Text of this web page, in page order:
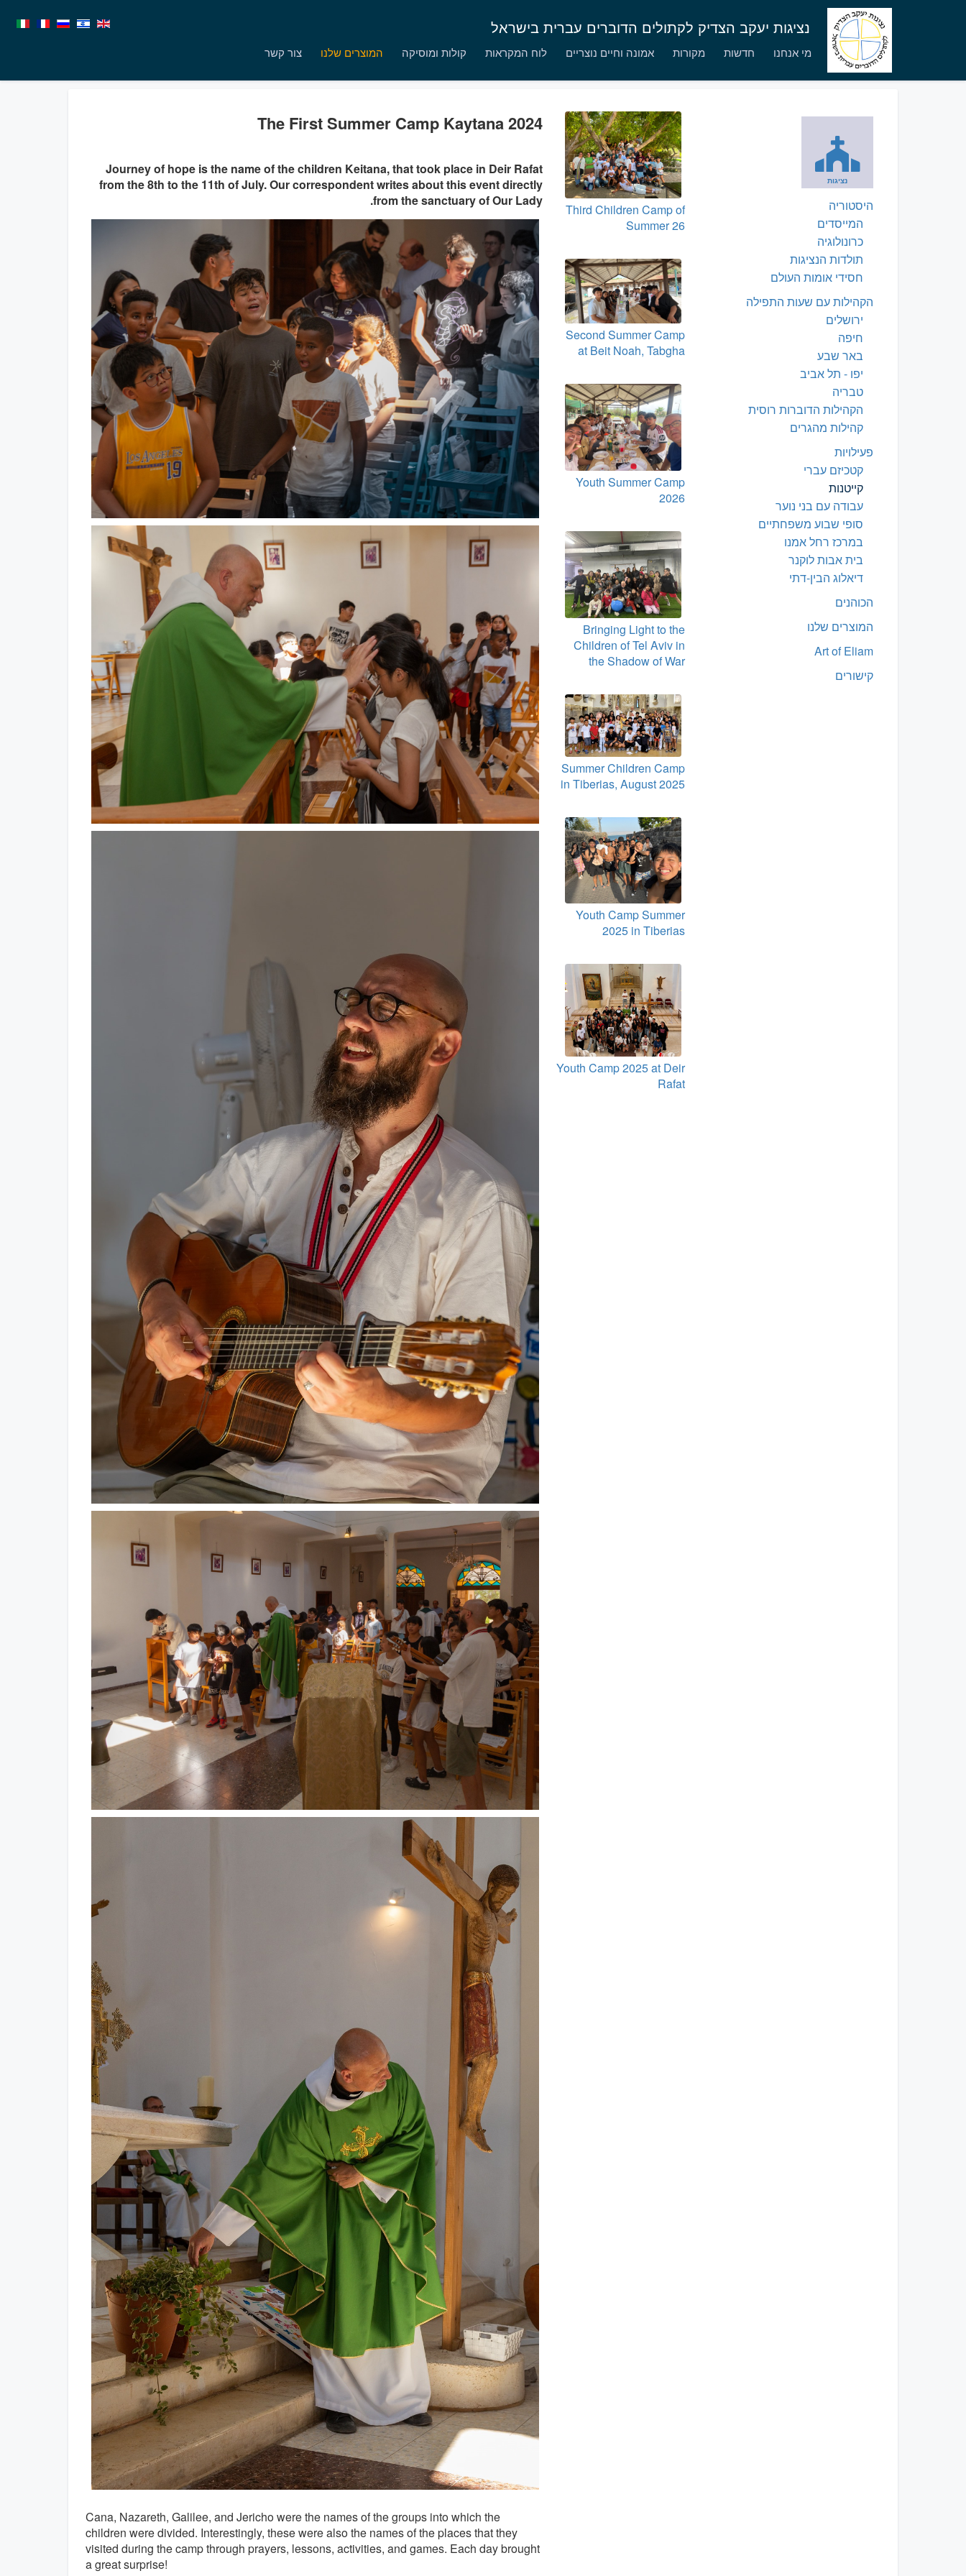
נציגות יעקב הצדיק לקתולים הדוברים עברית בישראל
מי אנחנו חדשות מקורות אמונה וחיים נוצריים לוח המקראות קולות ומוסיקה המוצרים שלנו צור קשר
נציגות
היסטוריה
המייסדים
כרונולוגיה
תולדות הנציגות
חסידי אומות העולם
הקהילות עם שעות התפילה
ירושלים
חיפה
באר שבע
יפו - תל אביב
טבריה
הקהילות הדוברות רוסית
קהילות מהגרים
פעילויות
קטכיזם עברי
קייטנות
עבודה עם בני נוער
סופי שבוע משפחתיים
במרכז רחל אמנו
בית אבות לוקנר
דיאלוג הבין-דתי
הכוהנים
המוצרים שלנו
Art of Eliam
קישורים
The First Summer Camp Kaytana 2024
Journey of hope is the name of the children Keitana, that took place in Deir Rafat
from the 8th to the 11th of July. Our correspondent writes about this event directly
from the sanctuary of Our Lady.
Cana, Nazareth, Galilee, and Jericho were the names of the groups into which the
children were divided. Interestingly, these were also the names of the places that they
visited during the camp through prayers, lessons, activities, and games. Each day brought
a great surprise!
Third Children Camp of
Summer 26
Second Summer Camp
at Beit Noah, Tabgha
Youth Summer Camp
2026
Bringing Light to the
Children of Tel Aviv in
the Shadow of War
Summer Children Camp
in Tiberias, August 2025
Youth Camp Summer
2025 in Tiberias
Youth Camp 2025 at Deir
Rafat